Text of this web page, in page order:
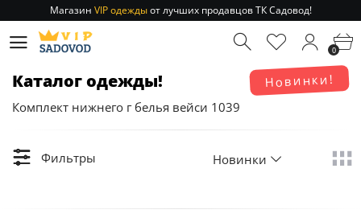
Магазин VIP одеждыот лучших продавцов ТК Садовод!
Отправление заказа 1-3 дня по РФ и МСК!
Магазин
от лучших продавцов ТК Садовод!
Отправление заказа 1-3 дня
по РФ и МСК!
0
Новинки!
Каталог одежды!
Комплект нижнего г белья вейси 1039
Фильтры Новинки